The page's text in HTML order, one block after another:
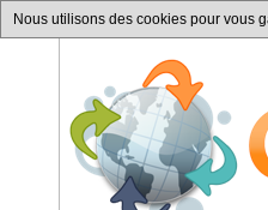
Nous utilisons des cookies pour vous